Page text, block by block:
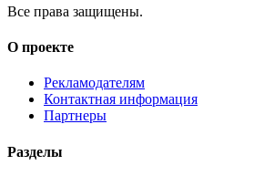
Все права защищены.
О проекте
Рекламодателям
Контактная информация
Партнеры
Разделы